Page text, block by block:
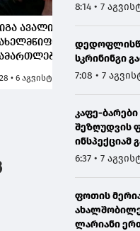
ავალიანის დედა:
აღდგა,
სერიოზული და
ბრძოლა
• 6 აგვისტო, 2026
8:14 • 7
სკრინინგი
7:08 • 7
კაფე-
შეზღუდვის
ინსპექციამ
6:37 • 7
ფოთის
ლარიანი